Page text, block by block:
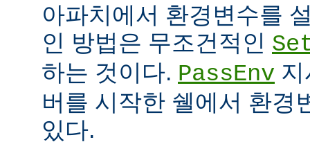
아파치에서 환경변수를
인 방법은 무조건적인
하는 것이다. PassEnv
버를 시작한 쉘에서 환경
있다.